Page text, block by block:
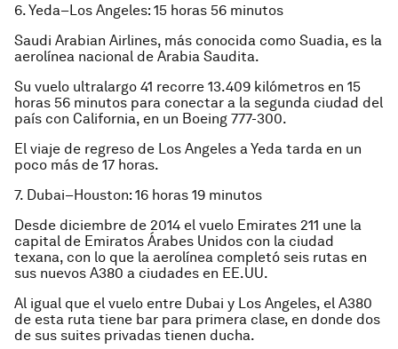
6. Yeda–Los Angeles: 15 horas 56 minutos
Saudi Arabian Airlines, más conocida como Suadia, es la
aerolínea nacional de Arabia Saudita.
Su vuelo ultralargo 41 recorre 13.409 kilómetros en 15
horas 56 minutos para conectar a la segunda ciudad del
país con California, en un Boeing 777-300.
El viaje de regreso de Los Angeles a Yeda tarda en un
poco más de 17 horas.
7. Dubai–Houston: 16 horas 19 minutos
Desde diciembre de 2014 el vuelo Emirates 211 une la
capital de Emiratos Árabes Unidos con la ciudad
texana, con lo que la aerolínea completó seis rutas en
sus nuevos A380 a ciudades en EE.UU.
Al igual que el vuelo entre Dubai y Los Angeles, el A380
de esta ruta tiene bar para primera clase, en donde dos
de sus suites privadas tienen ducha.